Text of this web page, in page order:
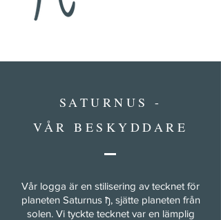
SATURNUS -
VÅR BESKYDDARE
Vår logga är en stilisering av tecknet för
planeten Saturnus ђ, sjätte planeten från
solen. Vi tyckte tecknet var en lämplig